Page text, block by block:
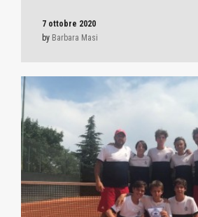
7 ottobre 2020
by Barbara Masi